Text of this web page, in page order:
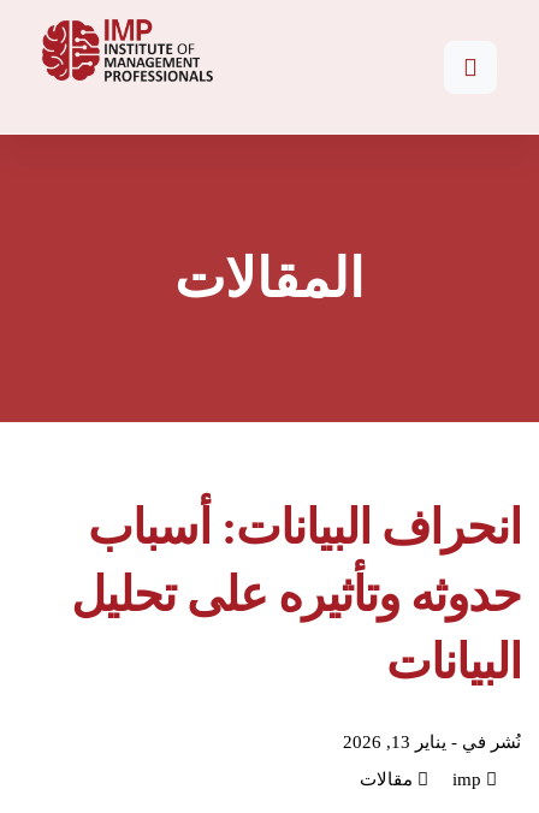
المقالات
انحراف البيانات: أسباب
حدوثه وتأثيره على تحليل
البيانات
نُشر في - يناير 13, 2026
imp
مقالات